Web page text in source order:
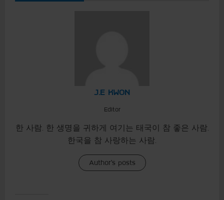
J.E KWON
Editor
한 사람. 한 생명을 귀하게 여기는 태국이 참 좋은 사람.
한국을 참 사랑하는 사람.
Author's posts